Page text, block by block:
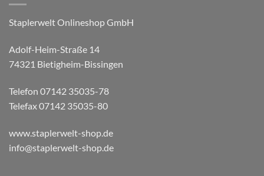
Staplerwelt Onlineshop GmbH
Adolf-Heim-Straße 14
74321 Bietigheim-Bissingen
Telefon 07142 35035-78
Telefax 07142 35035-80
www.staplerwelt-shop.de
info@staplerwelt-shop.de